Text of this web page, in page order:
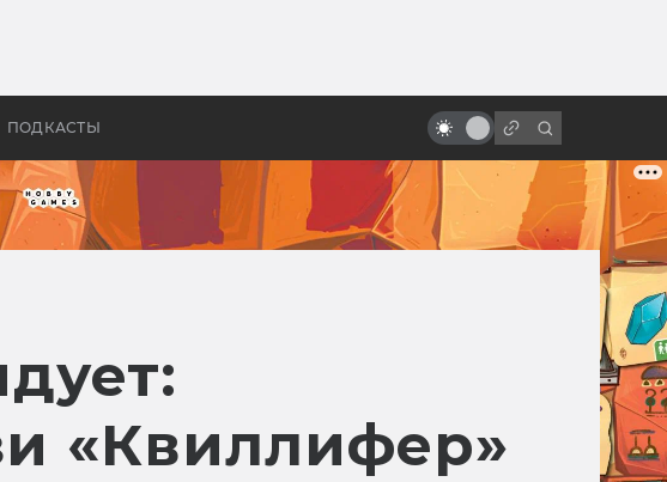
ПОДКАСТЫ
колец»
семь премий «Оскар»
«Квиллифер»